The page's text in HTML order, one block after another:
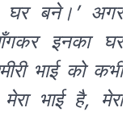
घर बने।’ अगर
इनका घर
भाई को कभी
भाई है, मेरा